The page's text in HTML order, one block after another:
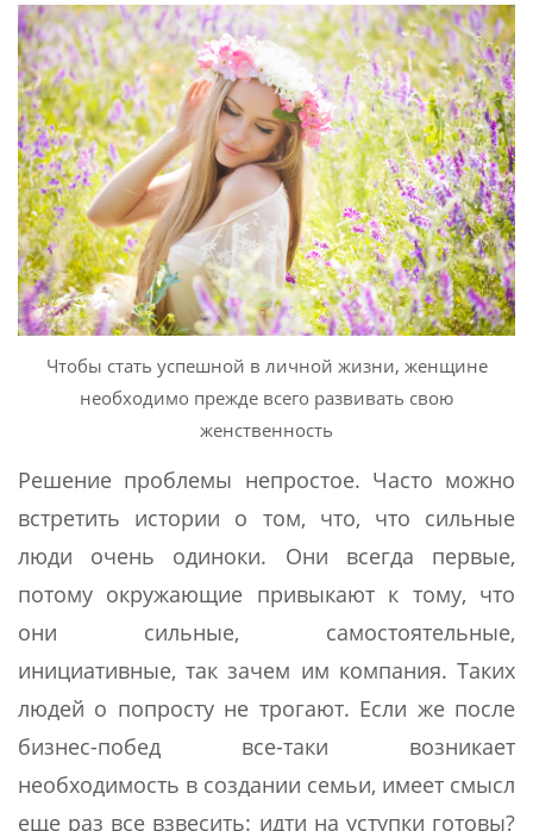
Чтобы стать успешной в личной жизни, женщине
необходимо прежде всего развивать свою
женственность
Решение проблемы непростое. Часто можно
встретить истории о том, что, что сильные
люди очень одиноки. Они всегда первые,
потому окружающие привыкают к тому, что
они сильные, самостоятельные,
инициативные, так зачем им компания. Таких
людей о попросту не трогают. Если же после
бизнес-побед все-таки возникает
необходимость в создании семьи, имеет смысл
еще раз все взвесить: идти на уступки готовы?